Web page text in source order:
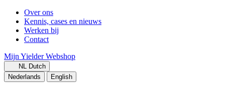
Over ons
Kennis, cases en nieuws
Werken bij
Contact
Mijn Yielder Webshop
NL Dutch
Nederlands
English